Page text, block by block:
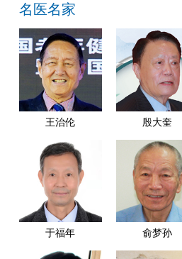
名医名家
王治伦 殷大奎
于福年 俞梦孙